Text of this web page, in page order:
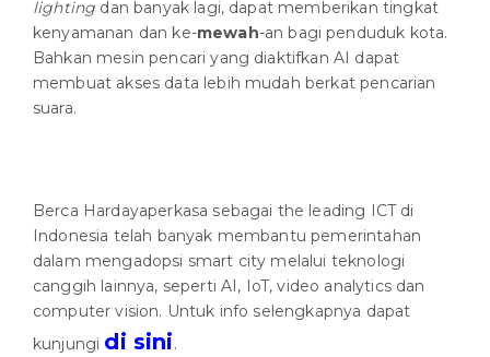
lighting dan banyak lagi, dapat memberikan tingkat
kenyamanan dan ke-mewah-an bagi penduduk kota.
Bahkan mesin pencari yang diaktifkan AI dapat
membuat akses data lebih mudah berkat pencarian
suara.
Berca Hardayaperkasa sebagai the leading ICT di
Indonesia telah banyak membantu pemerintahan
dalam mengadopsi smart city melalui teknologi
canggih lainnya, seperti AI, IoT, video analytics dan
computer vision. Untuk info selengkapnya dapat
kunjungi di sini.